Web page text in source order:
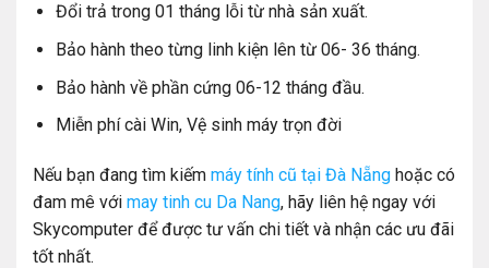
Đổi trả trong 01 tháng lỗi từ nhà sản xuất.
Bảo hành theo từng linh kiện lên từ 06- 36 tháng.
Bảo hành về phần cứng 06-12 tháng đầu.
Miễn phí cài Win, Vệ sinh máy trọn đời
Nếu bạn đang tìm kiếm máy tính cũ tại Đà Nẵng hoặc có
đam mê với may tinh cu Da Nang, hãy liên hệ ngay với
Skycomputer để được tư vấn chi tiết và nhận các ưu đãi
tốt nhất.